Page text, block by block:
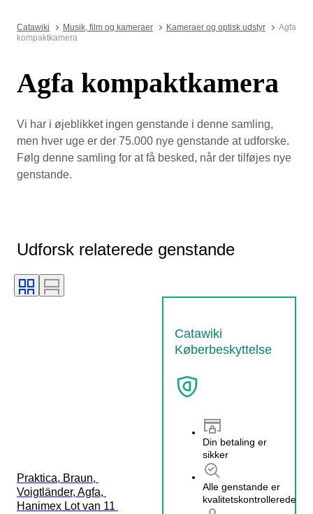
Catawiki Musik, film og kameraer Kameraer og optisk udstyr
Agfa
kompaktkamera
Agfa kompaktkamera
Vi har i øjeblikket ingen genstande i denne samling,
men hver uge er der 75.000 nye genstande at udforske.
Følg denne samling for at få besked, når der tilføjes nye
genstande.
Udforsk relaterede genstande
Catawiki
Køberbeskyttelse
Din betaling er
sikker
Alle genstande er
kvalitetskontrollerede
Praktica, Braun,
Voigtländer, Agfa,
Hanimex Lot van 11